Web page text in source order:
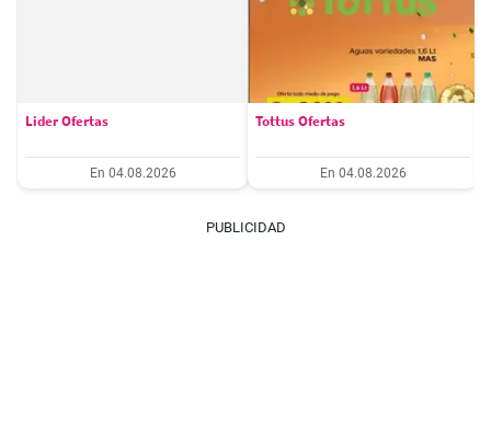
Lider Ofertas
En 04.08.2026
Tottus Ofertas
En 04.08.2026
PUBLICIDAD